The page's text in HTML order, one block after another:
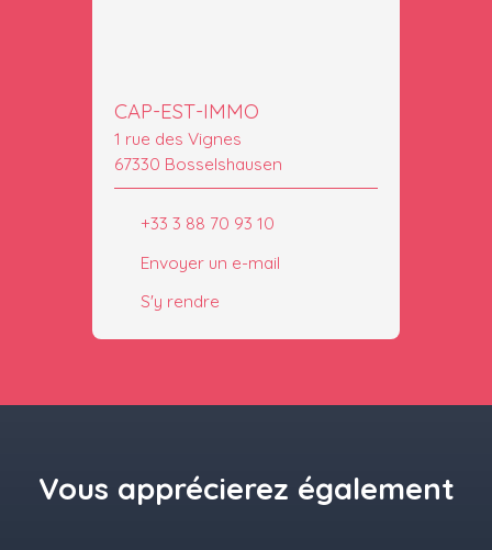
CAP-EST-IMMO
1 rue des Vignes
67330 Bosselshausen
+33 3 88 70 93 10
Envoyer un e-mail
S'y rendre
Vous apprécierez également